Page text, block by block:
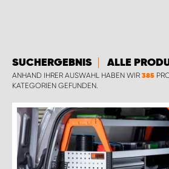
SUCHERGEBNIS ALLE
ANHAND IHRER AUSWAHL HABEN WIR 385
KATEGORIEN GEFUNDEN.